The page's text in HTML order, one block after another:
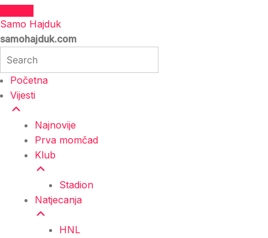
Samo Hajduk
samohajduk.com
Početna
Vijesti
Najnovije
Prva momčad
Klub
Stadion
Natjecanja
HNL